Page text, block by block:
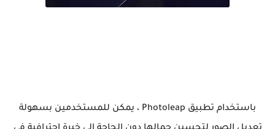
باستخدام تطبيق Photoleap ، يمكن للمستخدمين بسهولة